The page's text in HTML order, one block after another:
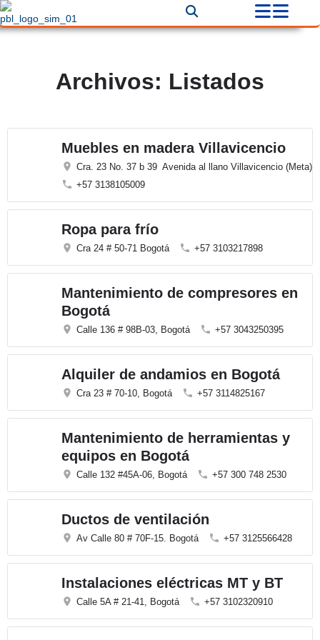
Archivos: Listados
Muebles en madera Villavicencio
Cra. 23 No. 37 b 39 Avenida al llano Villavicencio (Meta)
+57 3138105009
Ropa para frío
Cra 24 # 50-71 Bogotá +57 3103217898
Mantenimiento de compresores en
Bogotá
Calle 136 # 98B-03, Bogotá +57 3043250395
Alquiler de andamios en Bogotá
Cra 23 # 70-10, Bogotá +57 3114825167
Mantenimiento de herramientas y
equipos en Bogotá
Calle 132 #45A-06, Bogotá +57 300 748 2530
Ductos de ventilación
Av Calle 80 # 70F-15. Bogotá +57 3125566428
Instalaciones eléctricas MT y BT
Calle 5A # 21-41, Bogotá +57 3102320910